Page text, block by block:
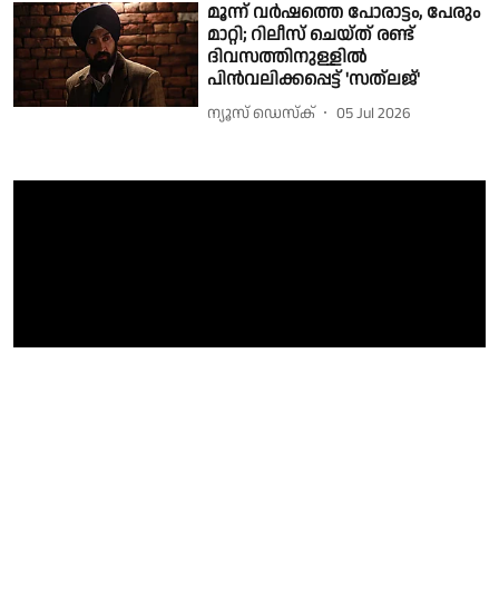
മൂന്ന് വര്‍ഷത്തെ പോരാട്ടം, പേരും
മാറ്റി; റിലീസ് ചെയ്ത് രണ്ട്
ദിവസത്തിനുള്ളില്‍
പിന്‍വലിക്കപ്പെട്ട് 'സത്‌ലജ്'
ന്യൂസ് ഡെസ്ക് 05 Jul 2026